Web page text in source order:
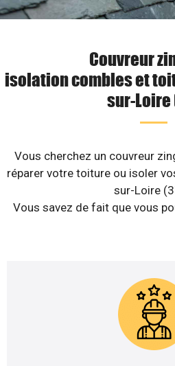
Couvreur
isolation combles et
sur-Loire
Vous cherchez un couvreur
réparer votre toiture ou isoler
sur-Loire
Vous savez de fait que vous